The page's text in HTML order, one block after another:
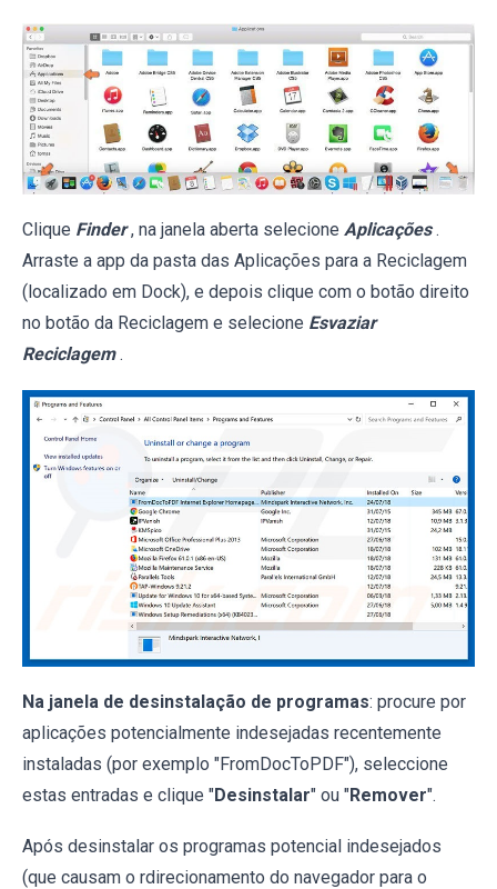
Clique Finder , na janela aberta selecione Aplicações .
Arraste a app da pasta das Aplicações para a Reciclagem
(localizado em Dock), e depois clique com o botão direito
no botão da Reciclagem e selecione Esvaziar
Reciclagem .
Na janela de desinstalação de programas: procure por
aplicações potencialmente indesejadas recentemente
instaladas (por exemplo "FromDocToPDF"), seleccione
estas entradas e clique "Desinstalar" ou "Remover".
Após desinstalar os programas potencial indesejados
(que causam o rdirecionamento do navegador para o